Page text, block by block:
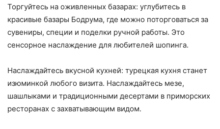
Торгуйтесь на оживленных базарах: углубитесь в
красивые базары Бодрума, где можно поторговаться за
сувениры, специи и поделки ручной работы. Это
сенсорное наслаждение для любителей шопинга.
Наслаждайтесь вкусной кухней: турецкая кухня станет
изюминкой любого визита. Наслаждайтесь мезе,
шашлыками и традиционными десертами в приморских
ресторанах с захватывающим видом.